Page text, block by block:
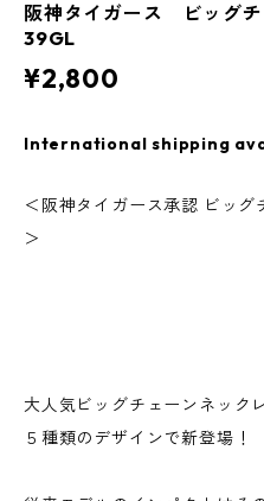
阪神タイガース ビッグ
39GL
¥2,800
International shipping
＜阪神タイガース承認 ビッグ
＞
大人気ビッグチェーンネック
５種類のデザインで新登場！